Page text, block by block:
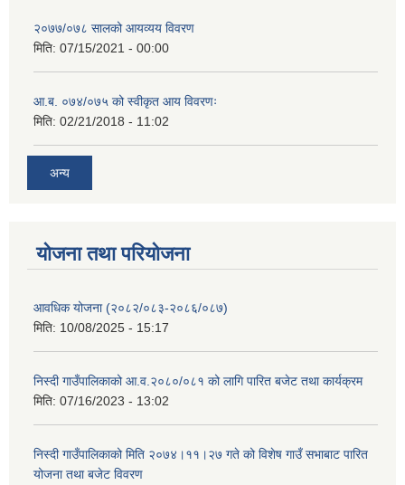
२०७७/०७८ सालको आयव्यय विवरण
मिति: 07/15/2021 - 00:00
आ.ब. ०७४/०७५ को स्वीकृत आय विवरणः
मिति: 02/21/2018 - 11:02
अन्य
योजना तथा परियोजना
आवधिक योजना (२०८२/०८३-२०८६/०८७)
मिति: 10/08/2025 - 15:17
निस्दी गाउँपालिकाको आ.व.२०८०/०८१ को लागि पारित बजेट तथा कार्यक्रम
मिति: 07/16/2023 - 13:02
निस्दी गाउँपालिकाको मिति २०७४।११।२७ गते को विशेष गाउँ सभाबाट पारित
योजना तथा बजेट विवरण